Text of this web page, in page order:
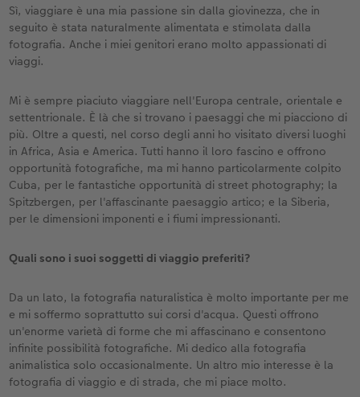
Sì, viaggiare è una mia passione sin dalla giovinezza, che in
seguito è stata naturalmente alimentata e stimolata dalla
fotografia. Anche i miei genitori erano molto appassionati di
viaggi.
Mi è sempre piaciuto viaggiare nell'Europa centrale, orientale e
settentrionale. È là che si trovano i paesaggi che mi piacciono di
più. Oltre a questi, nel corso degli anni ho visitato diversi luoghi
in Africa, Asia e America. Tutti hanno il loro fascino e offrono
opportunità fotografiche, ma mi hanno particolarmente colpito
Cuba, per le fantastiche opportunità di street photography; la
Spitzbergen, per l'affascinante paesaggio artico; e la Siberia,
per le dimensioni imponenti e i fiumi impressionanti.
Quali sono i suoi soggetti di viaggio preferiti?
Da un lato, la fotografia naturalistica è molto importante per me
e mi soffermo soprattutto sui corsi d'acqua. Questi offrono
un'enorme varietà di forme che mi affascinano e consentono
infinite possibilità fotografiche. Mi dedico alla fotografia
animalistica solo occasionalmente. Un altro mio interesse è la
fotografia di viaggio e di strada, che mi piace molto.